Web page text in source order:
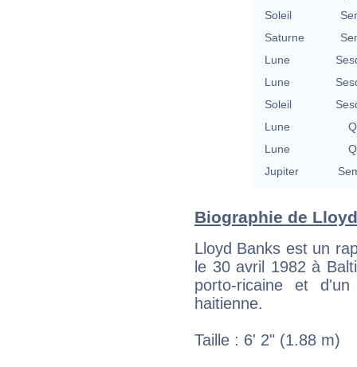
Soleil
Saturne
Lune
Lune
Soleil
Lune
Lune
Jupiter
Biographie de
Lloyd Banks est un
le 30 avril 1982 à
porto-ricaine et
haitienne.
Taille : 6' 2" (1.88 m)